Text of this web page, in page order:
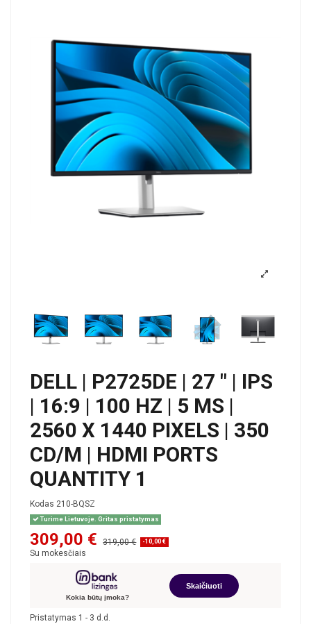
DELL | P2725DE | 27 " | IPS
| 16:9 | 100 HZ | 5 MS |
2560 X 1440 PIXELS | 350
CD/M | HDMI PORTS
QUANTITY 1
Kodas 210-BQSZ
Turime Lietuvoje. Gritas pristatymas
309,00 € 319,00 € -10,00 €
Su mokesčiais
Kokia būtų įmoka?
Skaičiuoti
Pristatymas 1 - 3 d.d.